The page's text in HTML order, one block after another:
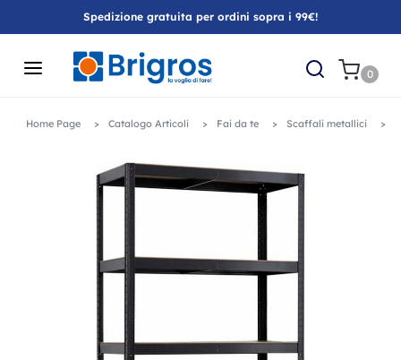
Spedizione gratuita per ordini sopra i 99€!
0
Home Page Catalogo Articoli Fai da te Scaffali metallici